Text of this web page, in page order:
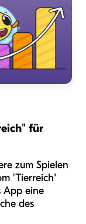
für
zum Spielen
"Tierreich"
App eine
des